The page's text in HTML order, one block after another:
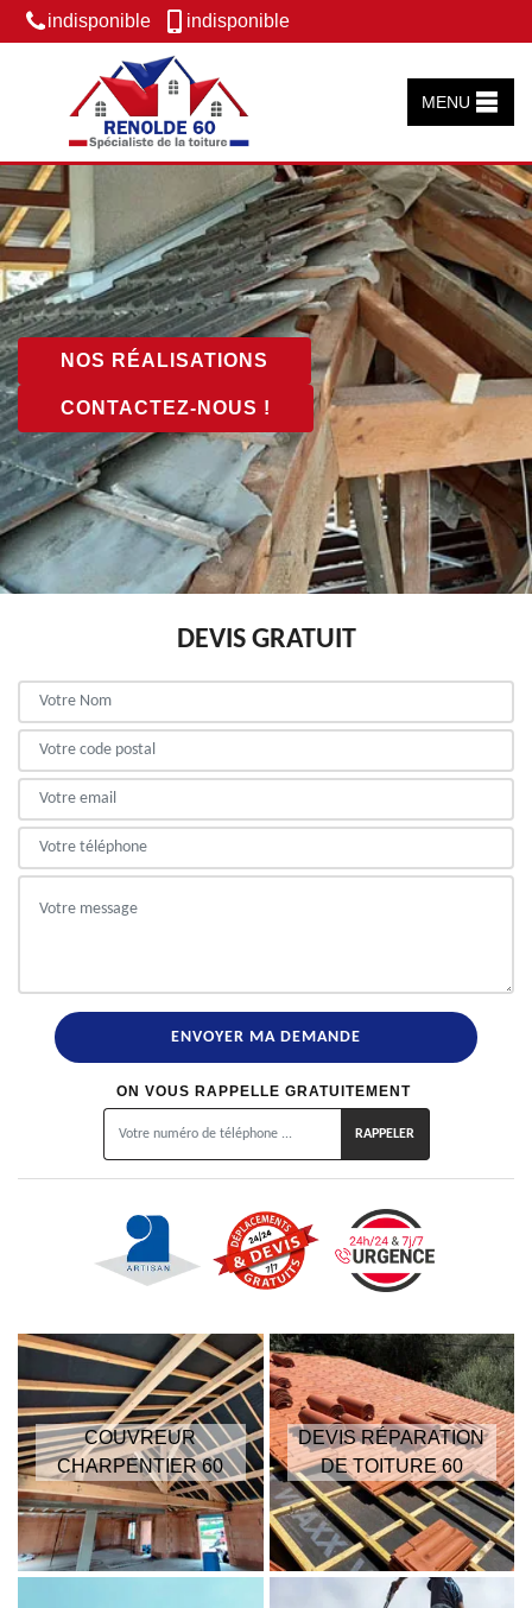
indisponible indisponible
MENU
NOS RÉALISATIONS
CONTACTEZ-NOUS !
DEVIS GRATUIT
ON VOUS RAPPELLE GRATUITEMENT
COUVREUR
CHARPENTIER 60
DEVIS RÉPARATION
DE TOITURE 60